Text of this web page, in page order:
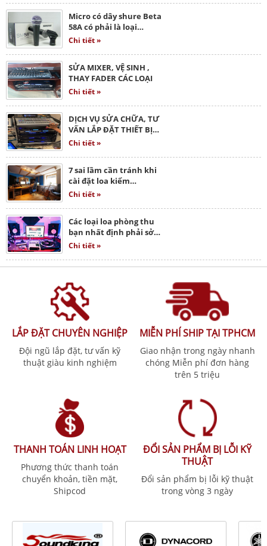
Micro có dây shure Beta
58A có phải là loại…
Chi tiết »
SỬA MIXER, VỆ SINH ,
THAY FADER CÁC LOẠI
Chi tiết »
DỊCH VỤ SỬA CHỮA, TƯ
VẤN LẮP ĐẶT THIẾT BỊ…
Chi tiết »
7 sai lầm cần tránh khi
cài đặt loa kiểm…
Chi tiết »
Các loại loa phòng thu
bạn nhất định phải sở…
Chi tiết »
LẮP ĐẶT CHUYÊN NGHIỆP
Đội ngũ lắp đặt, tư vấn kỹ
thuật giàu kinh nghiệm
MIỄN PHÍ SHIP TẠI TPHCM
Giao nhận trong ngày nhanh
chóng Miễn phí đơn hàng
trên 5 triệu
THANH TOÁN LINH HOẠT
Phương thức thanh toán
chuyển khoản, tiền mặt,
Shipcod
ĐỔI SẢN PHẨM BỊ LỖI KỸ
THUẬT
Đổi sản phẩm bị lỗi kỹ thuật
trong vòng 3 ngày